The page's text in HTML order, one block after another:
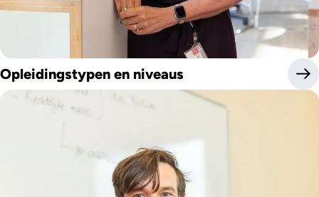
Opleidingstypen en niveaus